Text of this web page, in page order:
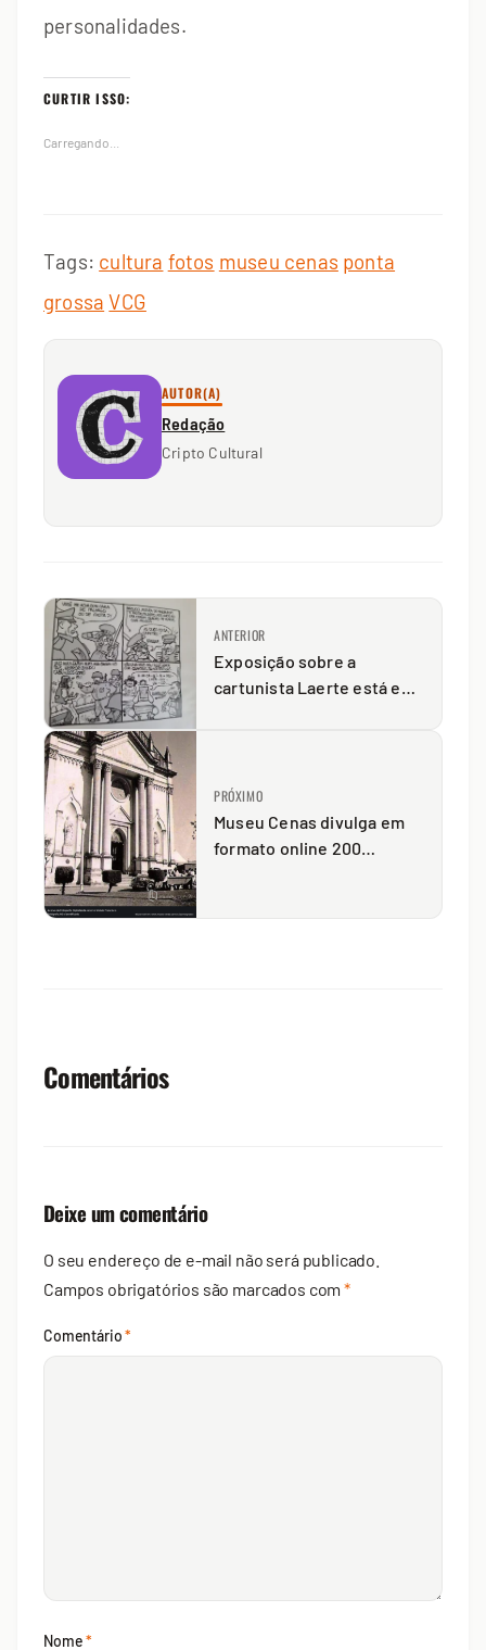
personalidades.
CURTIR ISSO:
Carregando...
Tags: cultura fotos museu cenas ponta
grossa VCG
AUTOR(A)
Redação
Cripto Cultural
ANTERIOR
Exposição sobre a
cartunista Laerte está em
PRÓXIMO
Museu Cenas divulga em
formato online 200
Comentários
Deixe um comentário
O seu endereço de e-mail não será publicado.
Campos obrigatórios são marcados com*
Comentário*
Nome*